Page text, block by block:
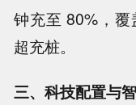
钟充至 80%，
超充桩。
三、科技配置与